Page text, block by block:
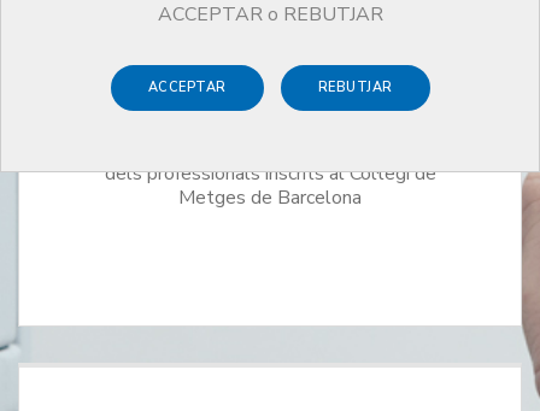
ACCEPTAR o REBUTJAR
ACCEPTAR REBUTJAR
Registre de metges col·legiats
dels professionals inscrits al Col·legi de
Metges de Barcelona